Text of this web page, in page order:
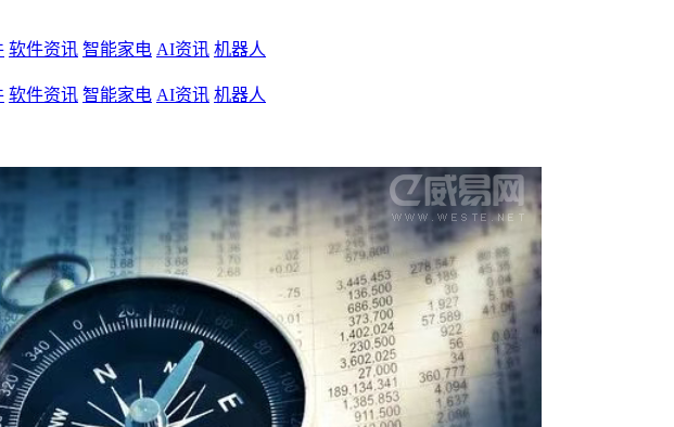
软件资讯 智能家电 AI资讯 机器人
软件资讯 智能家电 AI资讯 机器人